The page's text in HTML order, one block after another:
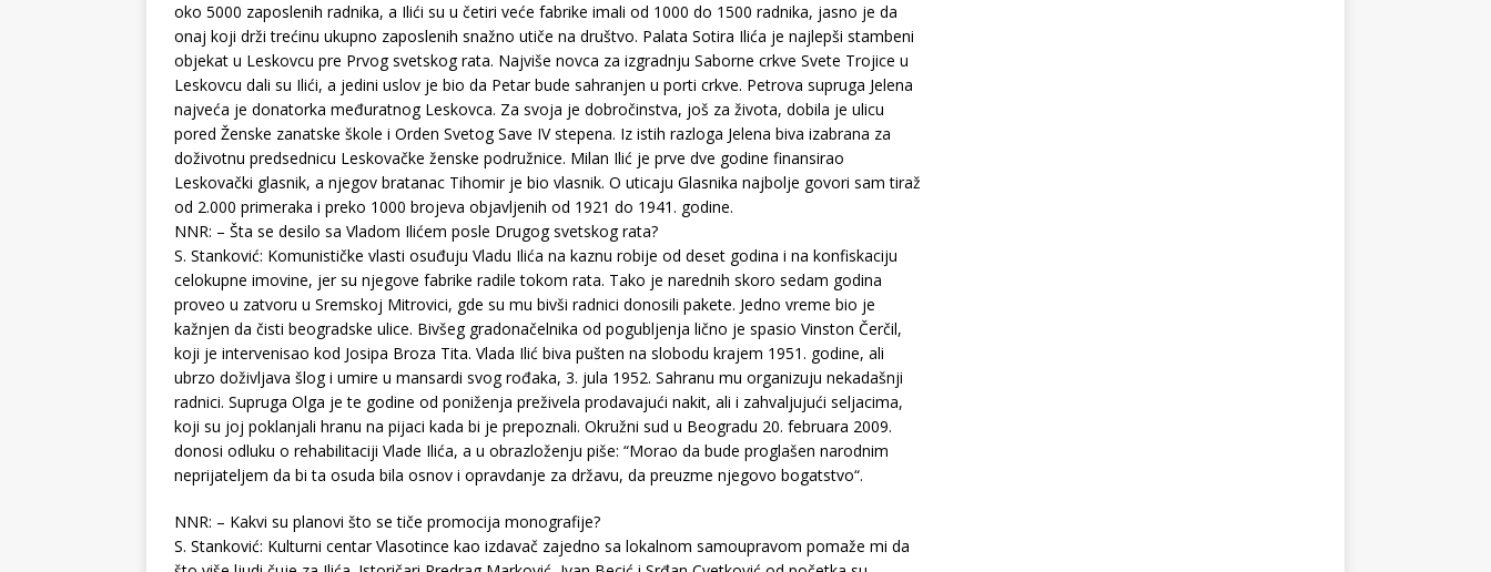
oko 5000 zaposlenih radnika, a Ilići su u četiri veće fabrike imali od 1000 do 1500 radnika, jasno je da
onaj koji drži trećinu ukupno zaposlenih snažno utiče na društvo. Palata Sotira Ilića je najlepši stambeni
objekat u Leskovcu pre Prvog svetskog rata. Najviše novca za izgradnju Saborne crkve Svete Trojice u
Leskovcu dali su Ilići, a jedini uslov je bio da Petar bude sahranjen u porti crkve. Petrova supruga Jelena
najveća je donatorka međuratnog Leskovca. Za svoja je dobročinstva, još za života, dobila je ulicu
pored Ženske zanatske škole i Orden Svetog Save IV stepena. Iz istih razloga Jelena biva izabrana za
doživotnu predsednicu Leskovačke ženske podružnice. Milan Ilić je prve dve godine finansirao
Leskovački glasnik, a njegov bratanac Tihomir je bio vlasnik. O uticaju Glasnika najbolje govori sam tiraž
od 2.000 primeraka i preko 1000 brojeva objavljenih od 1921 do 1941. godine.
NNR: – Šta se desilo sa Vladom Ilićem posle Drugog svetskog rata?
S. Stanković: Komunističke vlasti osuđuju Vladu Ilića na kaznu robije od deset godina i na konfiskaciju
celokupne imovine, jer su njegove fabrike radile tokom rata. Tako je narednih skoro sedam godina
proveo u zatvoru u Sremskoj Mitrovici, gde su mu bivši radnici donosili pakete. Jedno vreme bio je
kažnjen da čisti beogradske ulice. Bivšeg gradonačelnika od pogubljenja lično je spasio Vinston Čerčil,
koji je intervenisao kod Josipa Broza Tita. Vlada Ilić biva pušten na slobodu krajem 1951. godine, ali
ubrzo doživljava šlog i umire u mansardi svog rođaka, 3. jula 1952. Sahranu mu organizuju nekadašnji
radnici. Supruga Olga je te godine od poniženja preživela prodavajući nakit, ali i zahvaljujući seljacima,
koji su joj poklanjali hranu na pijaci kada bi je prepoznali. Okružni sud u Beogradu 20. februara 2009.
donosi odluku o rehabilitaciji Vlade Ilića, a u obrazloženju piše: “Morao da bude proglašen narodnim
neprijateljem da bi ta osuda bila osnov i opravdanje za državu, da preuzme njegovo bogatstvo“.
NNR: – Kakvi su planovi što se tiče promocija monografije?
S. Stanković: Kulturni centar Vlasotince kao izdavač zajedno sa lokalnom samoupravom pomaže mi da